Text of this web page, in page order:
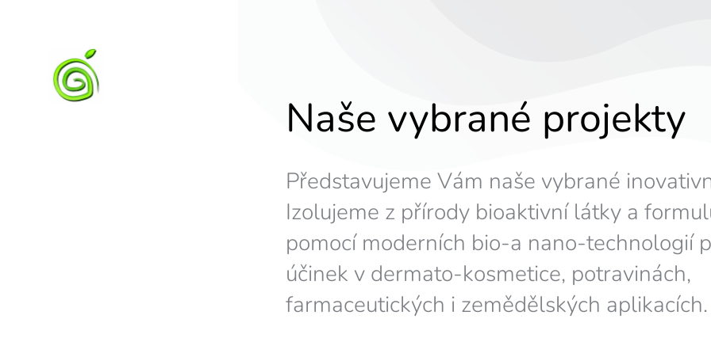
Naše vybrané projekty
Představujeme Vám naše vybrané
Izolujeme z přírody bioaktivní látky a
pomocí moderních bio-a nano-technologií
účinek v dermato-kosmetice, potravinách,
farmaceutických i zemědělských aplikacích.